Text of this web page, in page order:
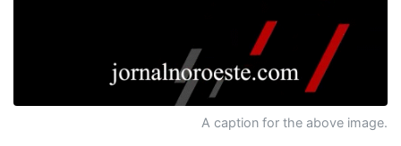
A caption for the above image.